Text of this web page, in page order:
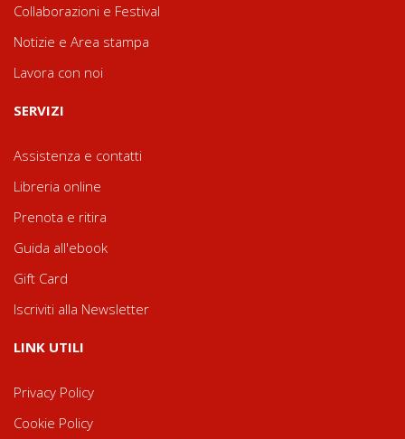
Collaborazioni e Festival
Notizie e Area stampa
Lavora con noi
SERVIZI
Assistenza e contatti
Libreria online
Prenota e ritira
Guida all'ebook
Gift Card
Iscriviti alla Newsletter
LINK UTILI
Privacy Policy
Cookie Policy